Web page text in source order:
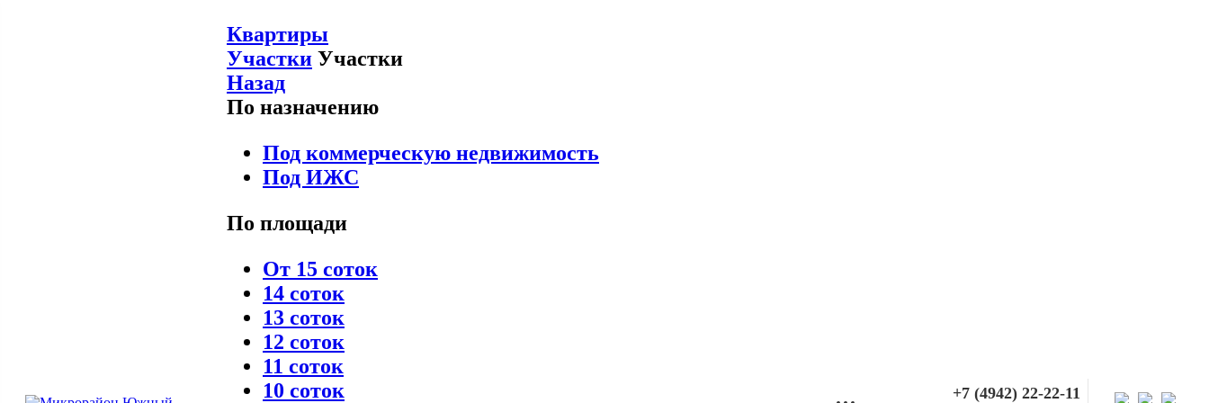
Квартиры
Участки Участки
Назад
По назначению
Под коммерческую недвижимость
Под ИЖС
По площади
От 15 соток
14 соток
13 соток
12 соток
11 соток
10 соток
+7 (4942) 22-22-11